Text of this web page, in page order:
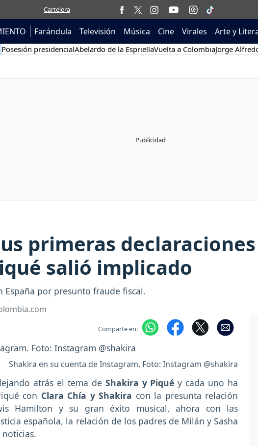
Cartelera
Farándula Televisión Música Cine Virales Arte y
Posesión presidencialAbelardo de la EspriellaVuelta a ColombiaJorge
primeras
salió implicado
España por presunto fraude fiscal.
Comparte en:
Shakira en su cuenta de Instagram. Foto: Instagram @shakira
atrás el tema de Shakira y Piquéy cada uno ha
con Clara Chía y Shakira con la presunta relación
Hamilton y su gran éxito musical, ahora con las
española, la relación de los padres de Milán y Sasha